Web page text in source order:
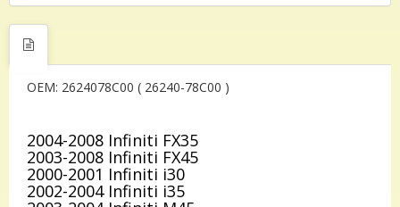
OEM: 2624078C00 ( 26240-78C00 )
2004-2008 Infiniti FX35
2003-2008 Infiniti FX45
2000-2001 Infiniti i30
2002-2004 Infiniti i35